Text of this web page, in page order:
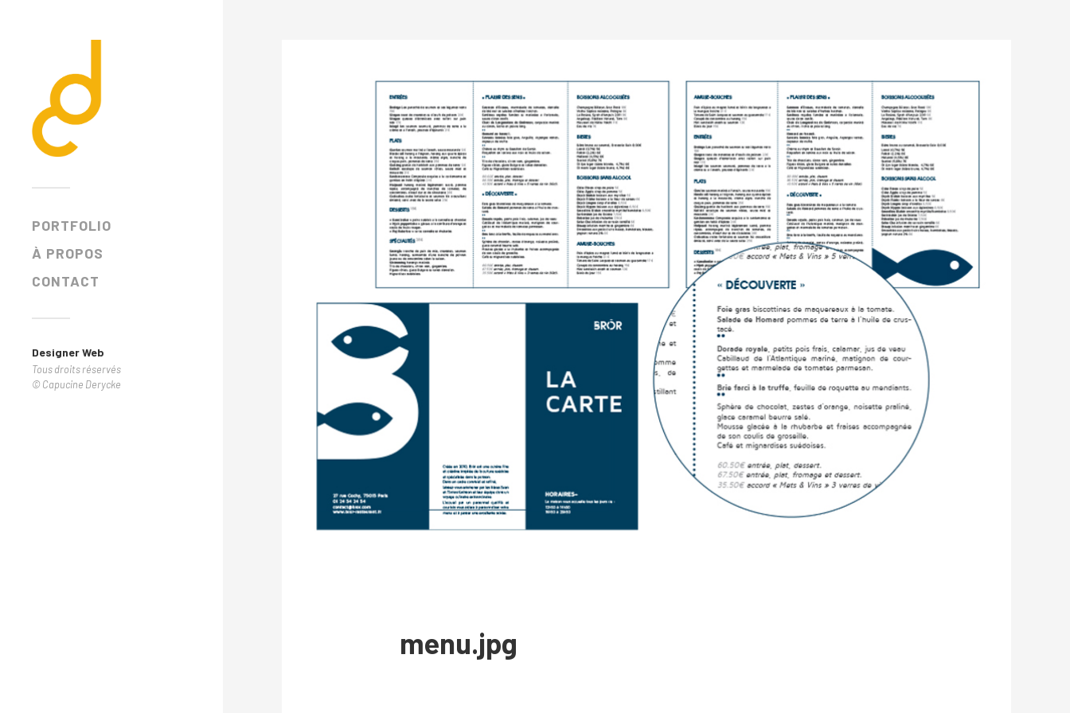
PORTFOLIO
À PROPOS
CONTACT
Designer Web
Tous droits réservés
© Capucine Derycke
menu.jpg